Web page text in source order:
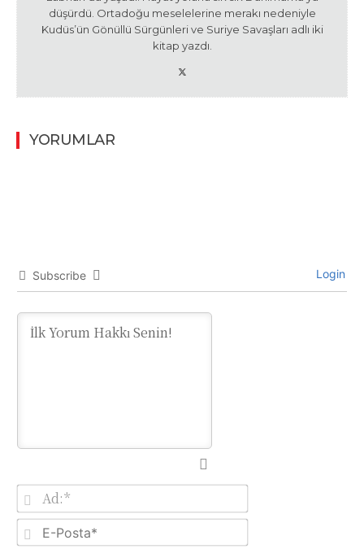
düşürdü. Ortadoğu meselelerine merakı nedeniyle
Kudüs’ün Gönüllü Sürgünleri ve Suriye Savaşları adlı iki
kitap yazdı.
YORUMLAR
Subscribe Login
Ad:*
E-